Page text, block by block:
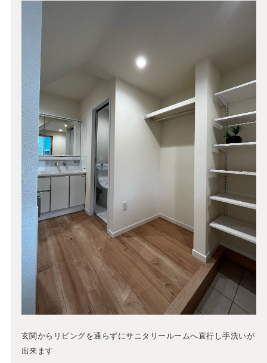
玄関からリビングを通らずにサニタリールームへ直行し手洗いが
出来ます